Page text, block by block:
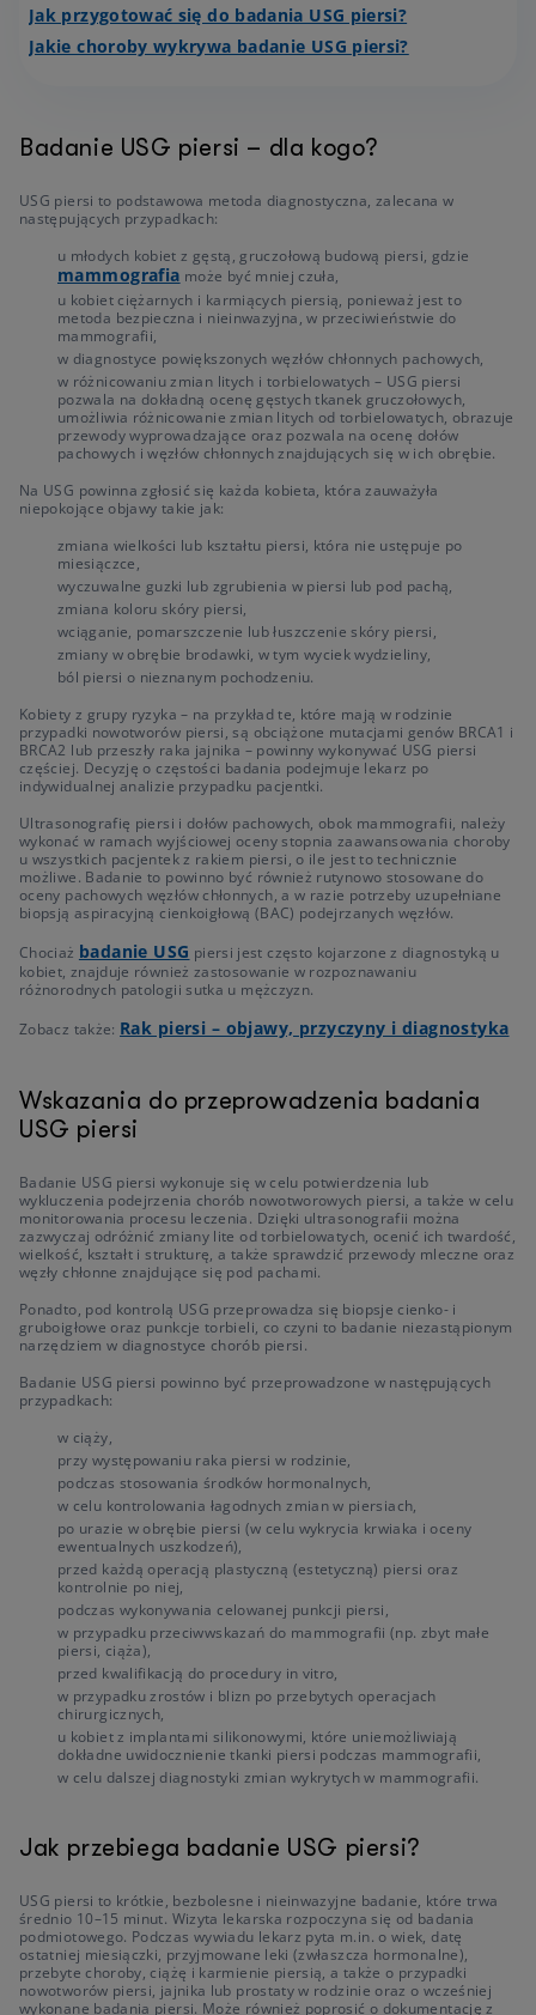
Jak przygotować się do badania USG piersi?
Jakie choroby wykrywa badanie USG piersi?
Badanie USG piersi – dla kogo?
USG piersi to podstawowa metoda diagnostyczna, zalecana w
następujących przypadkach:
u młodych kobiet z gęstą, gruczołową budową piersi, gdzie
mammografia może być mniej czuła,
u kobiet ciężarnych i karmiących piersią, ponieważ jest to
metoda bezpieczna i nieinwazyjna, w przeciwieństwie do
mammografii,
w diagnostyce powiększonych węzłów chłonnych pachowych,
w różnicowaniu zmian litych i torbielowatych – USG piersi
pozwala na dokładną ocenę gęstych tkanek gruczołowych,
umożliwia różnicowanie zmian litych od torbielowatych, obrazuje
przewody wyprowadzające oraz pozwala na ocenę dołów
pachowych i węzłów chłonnych znajdujących się w ich obrębie.
Na USG powinna zgłosić się każda kobieta, która zauważyła
niepokojące objawy takie jak:
zmiana wielkości lub kształtu piersi, która nie ustępuje po
miesiączce,
wyczuwalne guzki lub zgrubienia w piersi lub pod pachą,
zmiana koloru skóry piersi,
wciąganie, pomarszczenie lub łuszczenie skóry piersi,
zmiany w obrębie brodawki, w tym wyciek wydzieliny,
ból piersi o nieznanym pochodzeniu.
Kobiety z grupy ryzyka – na przykład te, które mają w rodzinie
przypadki nowotworów piersi, są obciążone mutacjami genów BRCA1 i
BRCA2 lub przeszły raka jajnika – powinny wykonywać USG piersi
częściej. Decyzję o częstości badania podejmuje lekarz po
indywidualnej analizie przypadku pacjentki.
Ultrasonografię piersi i dołów pachowych, obok mammografii, należy
wykonać w ramach wyjściowej oceny stopnia zaawansowania choroby
u wszystkich pacjentek z rakiem piersi, o ile jest to technicznie
możliwe. Badanie to powinno być również rutynowo stosowane do
oceny pachowych węzłów chłonnych, a w razie potrzeby uzupełniane
biopsją aspiracyjną cienkoigłową (BAC) podejrzanych węzłów.
Chociaż badanie USG piersi jest często kojarzone z diagnostyką u
kobiet, znajduje również zastosowanie w rozpoznawaniu
różnorodnych patologii sutka u mężczyzn.
Zobacz także: Rak piersi – objawy, przyczyny i diagnostyka
Wskazania do przeprowadzenia badania
USG piersi
Badanie USG piersi wykonuje się w celu potwierdzenia lub
wykluczenia podejrzenia chorób nowotworowych piersi, a także w celu
monitorowania procesu leczenia. Dzięki ultrasonografii można
zazwyczaj odróżnić zmiany lite od torbielowatych, ocenić ich twardość,
wielkość, kształt i strukturę, a także sprawdzić przewody mleczne oraz
węzły chłonne znajdujące się pod pachami.
Ponadto, pod kontrolą USG przeprowadza się biopsje cienko- i
gruboigłowe oraz punkcje torbieli, co czyni to badanie niezastąpionym
narzędziem w diagnostyce chorób piersi.
Badanie USG piersi powinno być przeprowadzone w następujących
przypadkach:
w ciąży,
przy występowaniu raka piersi w rodzinie,
podczas stosowania środków hormonalnych,
w celu kontrolowania łagodnych zmian w piersiach,
po urazie w obrębie piersi (w celu wykrycia krwiaka i oceny
ewentualnych uszkodzeń),
przed każdą operacją plastyczną (estetyczną) piersi oraz
kontrolnie po niej,
podczas wykonywania celowanej punkcji piersi,
w przypadku przeciwwskazań do mammografii (np. zbyt małe
piersi, ciąża),
przed kwalifikacją do procedury in vitro,
w przypadku zrostów i blizn po przebytych operacjach
chirurgicznych,
u kobiet z implantami silikonowymi, które uniemożliwiają
dokładne uwidocznienie tkanki piersi podczas mammografii,
w celu dalszej diagnostyki zmian wykrytych w mammografii.
Jak przebiega badanie USG piersi?
USG piersi to krótkie, bezbolesne i nieinwazyjne badanie, które trwa
średnio 10–15 minut. Wizyta lekarska rozpoczyna się od badania
podmiotowego. Podczas wywiadu lekarz pyta m.in. o wiek, datę
ostatniej miesiączki, przyjmowane leki (zwłaszcza hormonalne),
przebyte choroby, ciążę i karmienie piersią, a także o przypadki
nowotworów piersi, jajnika lub prostaty w rodzinie oraz o wcześniej
wykonane badania piersi. Może również poprosić o dokumentację z